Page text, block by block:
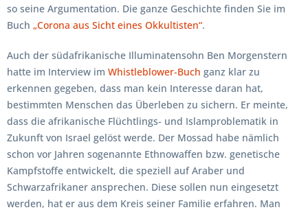
so seine Argumentation. Die ganze Geschichte finden Sie im
Buch „Corona aus Sicht eines Okkultisten“.
Auch der südafrikanische Illuminatensohn Ben Morgenstern
hatte im Interview im Whistleblower-Buch ganz klar zu
erkennen gegeben, dass man kein Interesse daran hat,
bestimmten Menschen das Überleben zu sichern. Er meinte,
dass die afrikanische Flüchtlings- und Islamproblematik in
Zukunft von Israel gelöst werde. Der Mossad habe nämlich
schon vor Jahren sogenannte Ethnowaffen bzw. genetische
Kampfstoffe entwickelt, die speziell auf Araber und
Schwarzafrikaner ansprechen. Diese sollen nun eingesetzt
werden, hat er aus dem Kreis seiner Familie erfahren. Man